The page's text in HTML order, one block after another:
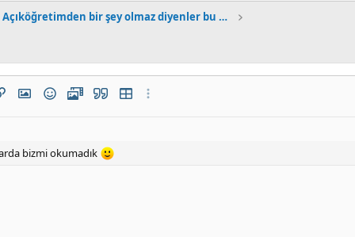
Açıköğretimden bir şey olmaz diyenler bu haberi okusun
ekle
Resim ekle
İfadelerMedyaAlıntı Tablo ekleDaha fazla seçenek…
bizmi okumadık